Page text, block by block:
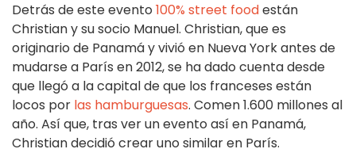
Detrás de este evento 100% street foodestán
Christian y su socio Manuel. Christian, que es
originario de Panamá y vivió en Nueva York antes de
mudarse a París en 2012, se ha dado cuenta desde
que llegó a la capital de que los franceses están
locos por las hamburguesas. Comen 1.600 millones al
año. Así que, tras ver un evento así en Panamá,
Christian decidió crear uno similar en París.